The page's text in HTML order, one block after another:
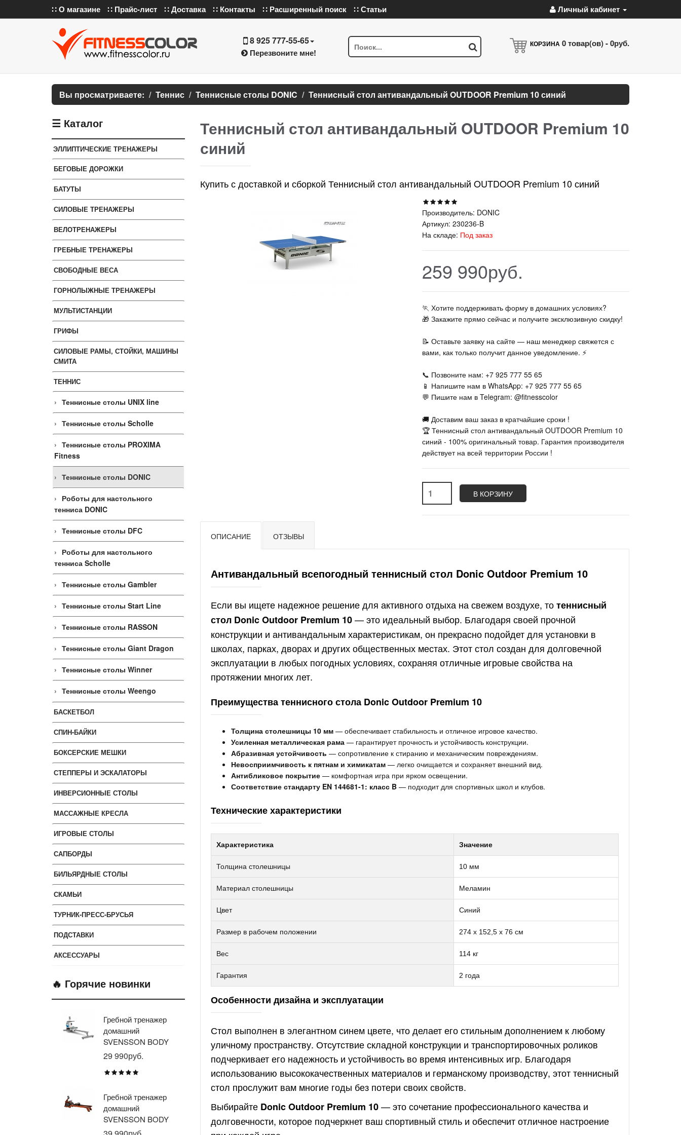
∷ О магазине ∷ Прайс-лист ∷ Доставка ∷ Контакты ∷ Расширенный поиск ∷ Статьи Личный кабинет
8 925 777-55-65
Перезвоните мне!
КОРЗИНА 0товар(ов) -0руб.
Вы просматриваете: Теннис Теннисные столы DONIC Теннисный стол антивандальный OUTDOOR Premium 10 синий
☰ Каталог
ЭЛЛИПТИЧЕСКИЕ ТРЕНАЖЕРЫ
БЕГОВЫЕ ДОРОЖКИ
БАТУТЫ
СИЛОВЫЕ ТРЕНАЖЕРЫ
ВЕЛОТРЕНАЖЕРЫ
ГРЕБНЫЕ ТРЕНАЖЕРЫ
СВОБОДНЫЕ ВЕСА
ГОРНОЛЫЖНЫЕ ТРЕНАЖЕРЫ
МУЛЬТИСТАНЦИИ
ГРИФЫ
СИЛОВЫЕ РАМЫ, СТОЙКИ, МАШИНЫ
СМИТА
ТЕННИС
Теннисные столы UNIX line
Теннисные столы Scholle
Теннисные столы PROXIMA
Fitness
Теннисные столы DONIC
Роботы для настольного
тенниса DONIC
Теннисные столы DFC
Роботы для настольного
тенниса Scholle
Теннисные столы Gambler
Теннисные столы Start Line
Теннисные столы RASSON
Теннисные столы Giant Dragon
Теннисные столы Winner
Теннисные столы Weengo
БАСКЕТБОЛ
СПИН-БАЙКИ
БОКСЕРСКИЕ МЕШКИ
СТЕППЕРЫ И ЭСКАЛАТОРЫ
ИНВЕРСИОННЫЕ СТОЛЫ
МАССАЖНЫЕ КРЕСЛА
ИГРОВЫЕ СТОЛЫ
САПБОРДЫ
БИЛЬЯРДНЫЕ СТОЛЫ
СКАМЬИ
ТУРНИК-ПРЕСС-БРУСЬЯ
ПОДСТАВКИ
АКСЕССУАРЫ
🔥 Горячие новинки
Гребной тренажер
домашний
SVENSSON BODY
LABS WHEELO
29 990руб.
Гребной тренажер
домашний
SVENSSON BODY
LABS WAVERUN
тренажер с
автонаклоном
профессиональный
BRONZE GYM
E1000M PRO TFT
TURBO (new)
351 990руб.
тренажер с
автонаклоном
профессиональный
Теннисный стол антивандальный OUTDOOR Premium 10
синий
Купить с доставкой и сборкой Теннисный стол антивандальный OUTDOOR Premium 10 синий
Производитель: DONIC
Артикул: 230236-B
На складе: Под заказ
259 990руб.
🏃‍ Хотите поддерживать форму в домашних условиях?
🎁 Закажите прямо сейчас и получите эксклюзивную скидку!
📝 Оставьте заявку на сайте — наш менеджер свяжется с
вами, как только получит данное уведомление. ⚡
📞 Позвоните нам: +7 925 777 55 65
📱 Напишите нам в WhatsApp: +7 925 777 55 65
💬 Пишите нам в Telegram: @fitnesscolor
🚚 Доставим ваш заказ в кратчайшие сроки !
🏆 Теннисный стол антивандальный OUTDOOR Premium 10
синий - 100% оригинальный товар. Гарантия производителя
действует на всей территории России !
В КОРЗИНУ
ОПИСАНИЕ ОТЗЫВЫ
Антивандальный всепогодный теннисный стол Donic Outdoor Premium 10
Если вы ищете надежное решение для активного отдыха на свежем воздухе, тотеннисный
стол Donic Outdoor Premium 10— это идеальный выбор. Благодаря своей прочной
конструкции и антивандальным характеристикам, он прекрасно подойдет для установки в
школах, парках, дворах и других общественных местах. Этот стол создан для долговечной
эксплуатации в любых погодных условиях, сохраняя отличные игровые свойства на
протяжении многих лет.
Преимущества теннисного стола Donic Outdoor Premium 10
Толщина столешницы 10 мм— обеспечивает стабильность и отличное игровое качество.
Усиленная металлическая рама— гарантирует прочность и устойчивость конструкции.
Абразивная устойчивость — сопротивление к стиранию и механическим повреждениям.
Невосприимчивость к пятнам и химикатам— легко очищается и сохраняет внешний вид.
Антибликовое покрытие— комфортная игра при ярком освещении.
Соответствие стандарту EN 144681-1: класс B— подходит для спортивных школ и клубов.
Технические характеристики
Характеристика Значение
Толщина столешницы 10 мм
Материал столешницы Меламин
Цвет Синий
Размер в рабочем положении 274 х 152,5 х 76 см
Вес 114 кг
Гарантия 2 года
Особенности дизайна и эксплуатации
Стол выполнен в элегантном синем цвете, что делает его стильным дополнением к любому
уличному пространству. Отсутствие складной конструкции и транспортировочных роликов
подчеркивает его надежность и устойчивость во время интенсивных игр. Благодаря
использованию высококачественных материалов и германскому производству, этот теннисный
стол прослужит вам многие годы без потери своих свойств.
Выбирайте Donic Outdoor Premium 10— это сочетание профессионального качества и
долговечности, которое подчеркнет ваш спортивный стиль и обеспечит отличное настроение